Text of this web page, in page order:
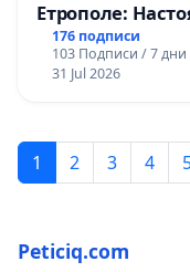
Етрополе:
“Елаците-МЕД”
изпълнят
176 подписи
103 Подписи / 7 дни
31 Jul 2026
1 2 3 4
Peticiq.com